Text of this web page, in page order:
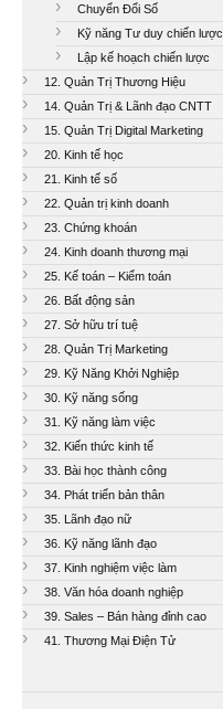
Chuyển Đổi Số
Kỹ năng Tư duy chiến lược
Lập kế hoạch chiến lược
12. Quản Trị Thương Hiệu
14. Quản Trị & Lãnh đạo CNTT
15. Quản Trị Digital Marketing
20. Kinh tế học
21. Kinh tế số
22. Quản trị kinh doanh
23. Chứng khoán
24. Kinh doanh thương mại
25. Kế toán – Kiểm toán
26. Bất động sản
27. Sở hữu trí tuệ
28. Quản Trị Marketing
29. Kỹ Năng Khởi Nghiệp
30. Kỹ năng sống
31. Kỹ năng làm việc
32. Kiến thức kinh tế
33. Bài học thành công
34. Phát triển bản thân
35. Lãnh đạo nữ
36. Kỹ năng lãnh đạo
37. Kinh nghiệm việc làm
38. Văn hóa doanh nghiệp
39. Sales – Bán hàng đỉnh cao
41. Thương Mại Điện Tử